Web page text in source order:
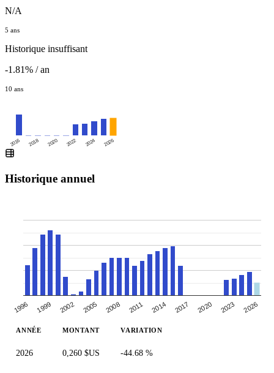
N/A
5 ans
Historique insuffisant
-1.81% / an
10 ans
2016 2018 2020 2022 2024 2026
Historique annuel
1996 1999 2002 2005 2008 2011 2014 2017 2020 2023 2026
ANNÉE MONTANT VARIATION
2026 0,260 $US -44.68 %